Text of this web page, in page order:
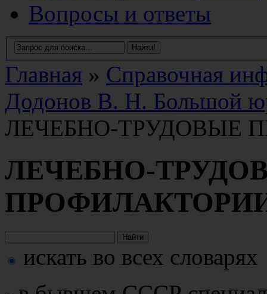
Вопросы и ответы
Главная » Справочная
Додонов В. Н. Большой
ЛЕЧЕБНО-ТРУДОВЫЕ
ЛЕЧЕБНО-
искать во всех словарях